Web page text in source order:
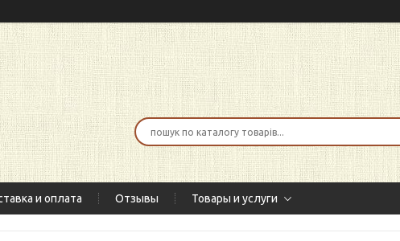
и оплата Отзывы Товары и услуги